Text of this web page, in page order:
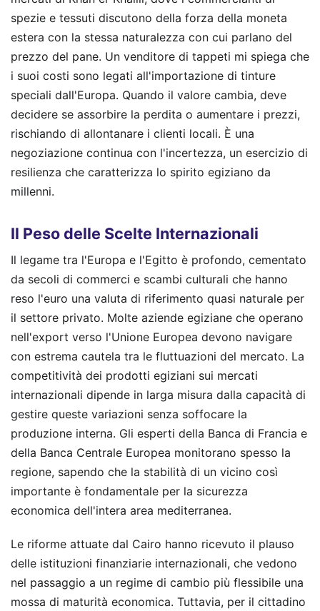
spezie e tessuti discutono della forza della moneta
estera con la stessa naturalezza con cui parlano del
prezzo del pane. Un venditore di tappeti mi spiega che
i suoi costi sono legati all'importazione di tinture
speciali dall'Europa. Quando il valore cambia, deve
decidere se assorbire la perdita o aumentare i prezzi,
rischiando di allontanare i clienti locali. È una
negoziazione continua con l'incertezza, un esercizio di
resilienza che caratterizza lo spirito egiziano da
millenni.
Il Peso delle Scelte Internazionali
Il legame tra l'Europa e l'Egitto è profondo, cementato
da secoli di commerci e scambi culturali che hanno
reso l'euro una valuta di riferimento quasi naturale per
il settore privato. Molte aziende egiziane che operano
nell'export verso l'Unione Europea devono navigare
con estrema cautela tra le fluttuazioni del mercato. La
competitività dei prodotti egiziani sui mercati
internazionali dipende in larga misura dalla capacità di
gestire queste variazioni senza soffocare la
produzione interna. Gli esperti della Banca di Francia e
della Banca Centrale Europea monitorano spesso la
regione, sapendo che la stabilità di un vicino così
importante è fondamentale per la sicurezza
economica dell'intera area mediterranea.
Le riforme attuate dal Cairo hanno ricevuto il plauso
delle istituzioni finanziarie internazionali, che vedono
nel passaggio a un regime di cambio più flessibile una
mossa di maturità economica. Tuttavia, per il cittadino